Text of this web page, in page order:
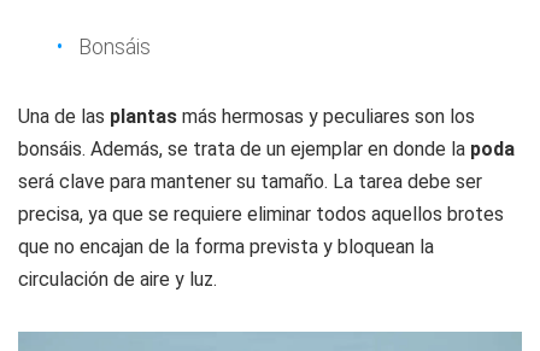
Bonsáis
Una de las plantas más hermosas y peculiares son los
bonsáis. Además, se trata de un ejemplar en donde la poda
será clave para mantener su tamaño. La tarea debe ser
precisa, ya que se requiere eliminar todos aquellos brotes
que no encajan de la forma prevista y bloquean la
circulación de aire y luz.